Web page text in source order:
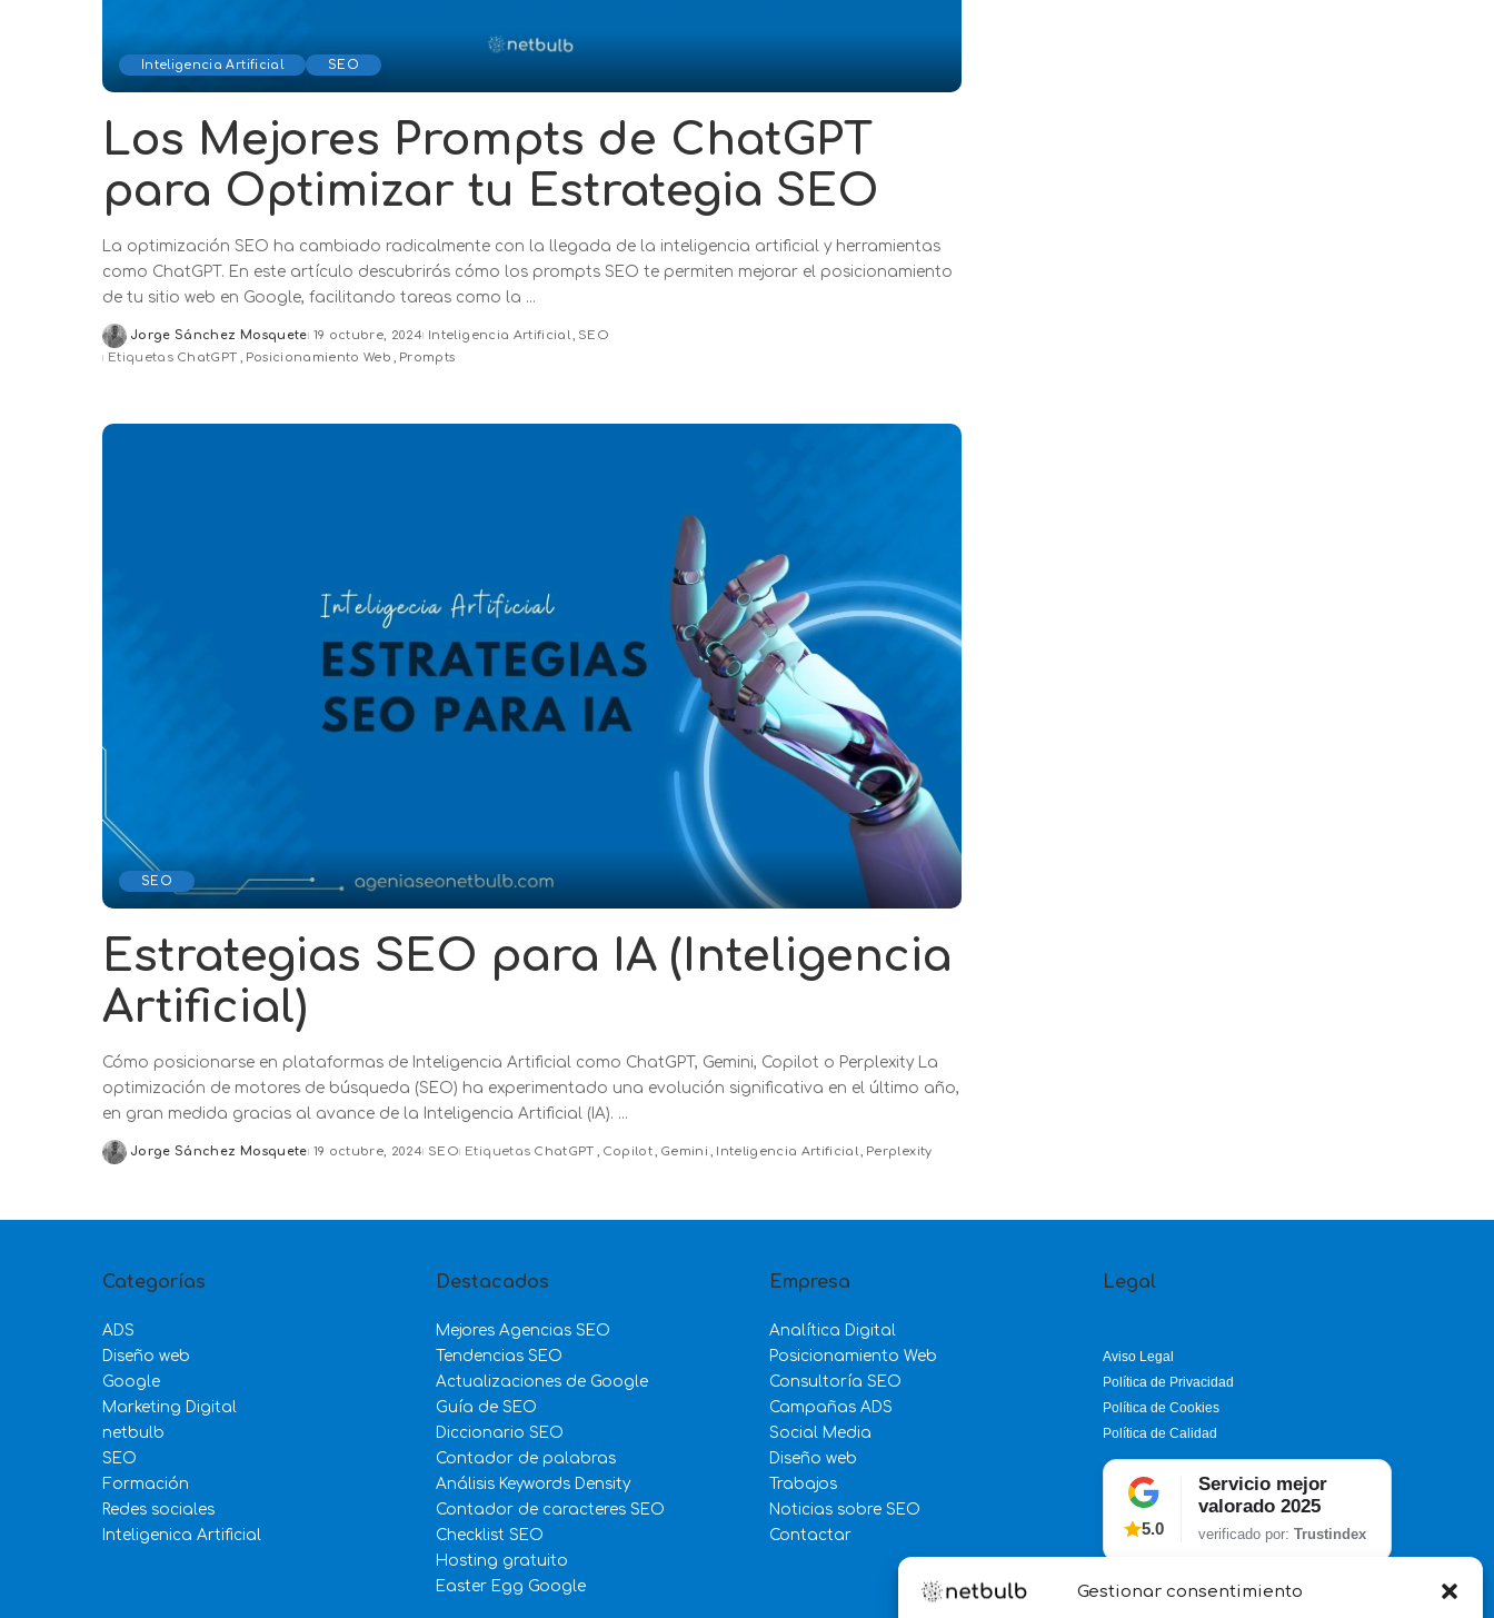
Gestionar consentimiento
Inteligencia Artificial SEO
Los Mejores Prompts de ChatGPT
para Optimizar tu Estrategia SEO
La optimización SEO ha cambiado radicalmente con la llegada de la inteligencia artificial y herramientas
como ChatGPT. En este artículo descubrirás cómo los prompts SEO te permiten mejorar el posicionamiento
de tu sitio web en Google, facilitando tareas como la ...
Posted
by
Jorge Sánchez Mosquete 19 octubre, 2024 Inteligencia Artificial
SEO
Etiquetas ChatGPT Posicionamiento Web Prompts
SEO
Estrategias SEO para IA (Inteligencia
Artificial)
Cómo posicionarse en plataformas de Inteligencia Artificial como ChatGPT, Gemini, Copilot o Perplexity La
optimización de motores de búsqueda (SEO) ha experimentado una evolución significativa en el último año,
en gran medida gracias al avance de la Inteligencia Artificial (IA). ...
Posted
Jorge Sánchez Mosquete 19 octubre, 2024 SEO Etiquetas ChatGPT Copilot Gemini Inteligencia Artificial Perplexity
Categorías
ADS
Diseño web
Google
Marketing Digital
netbulb
SEO
Formación
Redes sociales
Inteligenica Artificial
Destacados
Mejores Agencias SEO
Tendencias SEO
Actualizaciones de Google
Guía de SEO
Diccionario SEO
Contador de palabras
Análisis Keywords Density
Contador de caracteres SEO
Checklist SEO
Hosting gratuito
Easter Egg Google
Empresa
Analítica Digital
Posicionamiento Web
Consultoría SEO
Campañas ADS
Social Media
Diseño web
Trabajos
Noticias sobre SEO
Contactar
Legal
Aviso Legal
Política de Privacidad
Política de Cookies
Política de Calidad
5.0
Servicio mejor
valorado 2025
verificado por: Trustindex